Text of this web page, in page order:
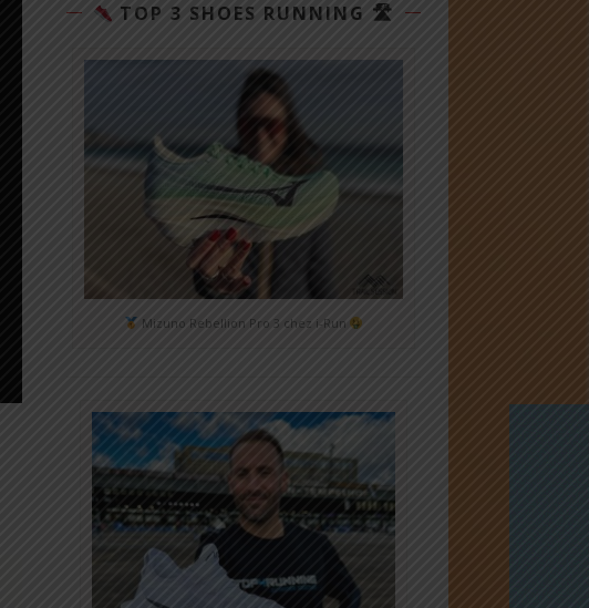
TOP 3 SHOES RUNNING 🛣
Mizuno Rebellion Pro 3 chez i-Run